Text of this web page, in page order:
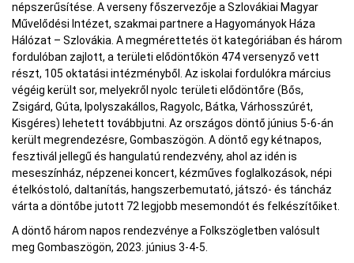
népszerűsítése. A verseny főszervezője a Szlovákiai Magyar
Művelődési Intézet, szakmai partnere a Hagyományok Háza
Hálózat – Szlovákia. A megmérettetés öt kategóriában és három
fordulóban zajlott, a területi elődöntőkön 474 versenyző vett
részt, 105 oktatási intézményből. Az iskolai fordulókra március
végéig került sor, melyekről nyolc területi elődöntőre (Bős,
Zsigárd, Gúta, Ipolyszakállos, Ragyolc, Bátka, Várhosszúrét,
Kisgéres) lehetett továbbjutni. Az országos döntő június 5-6-án
került megrendezésre, Gombaszögön. A döntő egy kétnapos,
fesztivál jellegű és hangulatú rendezvény, ahol az idén is
meseszínház, népzenei koncert, kézműves foglalkozások, népi
ételkóstoló, daltanítás, hangszerbemutató, játszó- és táncház
várta a döntőbe jutott 72 legjobb mesemondót és felkészítőiket.
A döntő három napos rendezvénye a Folkszögletben valósult
meg Gombaszögön, 2023. június 3-4-5.